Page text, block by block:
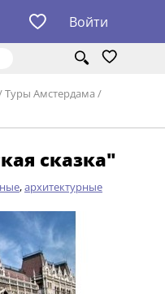
Войти
Туры Амстердама /
сказка"
,архитектурные